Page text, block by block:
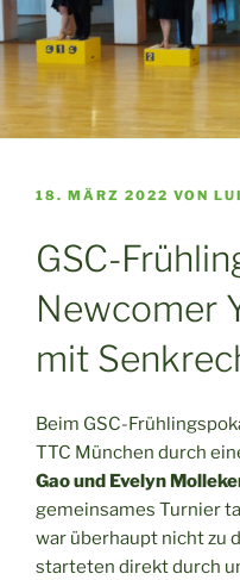
VERÖFFENTLICHT
18. MÄRZ 2022 VON
GSC-
Newcomer
mit
Beim GSC-
TTC München durch
Gao und Evelyn
gemeinsames Turnier
war überhaupt nicht zu
starteten direkt durch